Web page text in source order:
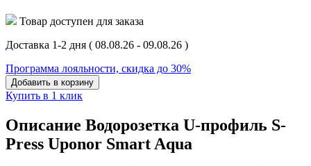
Товар доступен для заказа
Доставка 1-2 дня ( 08.08.26 - 09.08.26 )
Программа лояльности, скидка до 30%
Добавить в корзину
Купить в 1 клик
Описание Водорозетка U-профиль S-
Press Uponor Smart Aqua